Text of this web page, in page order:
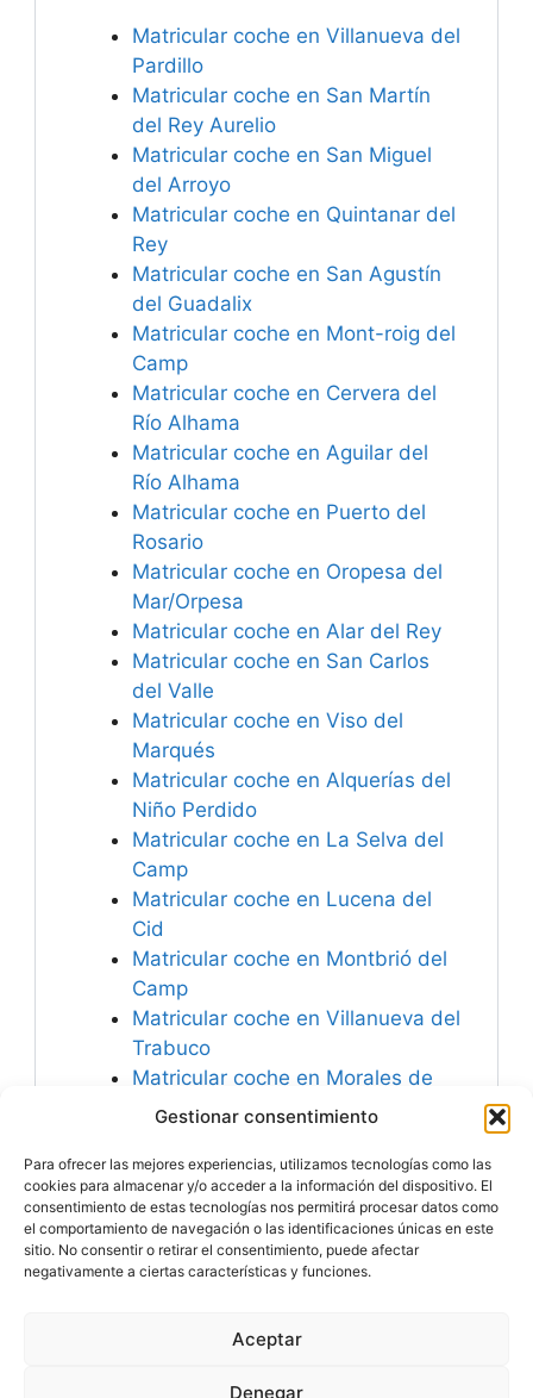
Gestionar consentimiento
Para ofrecer las mejores experiencias, utilizamos tecnologías como las
cookies para almacenar y/o acceder a la información del dispositivo. El
consentimiento de estas tecnologías nos permitirá procesar datos como
el comportamiento de navegación o las identificaciones únicas en este
sitio. No consentir o retirar el consentimiento, puede afectar
negativamente a ciertas características y funciones.
Aceptar
Denegar
Matricular coche en Villanueva del
Pardillo
Matricular coche en San Martín
del Rey Aurelio
Matricular coche en San Miguel
del Arroyo
Matricular coche en Quintanar del
Rey
Matricular coche en San Agustín
del Guadalix
Matricular coche en Mont-roig del
Camp
Matricular coche en Cervera del
Río Alhama
Matricular coche en Aguilar del
Río Alhama
Matricular coche en Puerto del
Rosario
Matricular coche en Oropesa del
Mar/Orpesa
Matricular coche en Alar del Rey
Matricular coche en San Carlos
del Valle
Matricular coche en Viso del
Marqués
Matricular coche en Alquerías del
Niño Perdido
Matricular coche en La Selva del
Camp
Matricular coche en Lucena del
Cid
Matricular coche en Montbrió del
Camp
Matricular coche en Villanueva del
Trabuco
Matricular coche en Morales de
Rey
Maestrat
Importación.
reservados